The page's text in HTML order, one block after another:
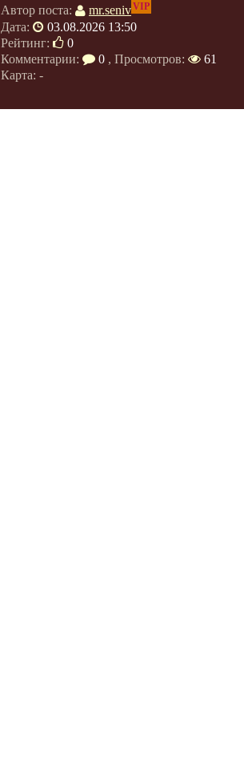
Автор поста:
mr.senivVIP
Дата:
03.08.2026 13:50
Рейтинг:
0
Комментарии:
0 , Просмотров:
61
Карта: -